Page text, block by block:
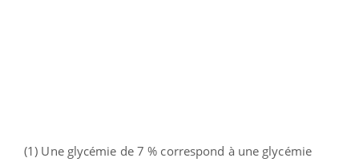
(1) Une glycémie de 7 % correspond à une glycémie